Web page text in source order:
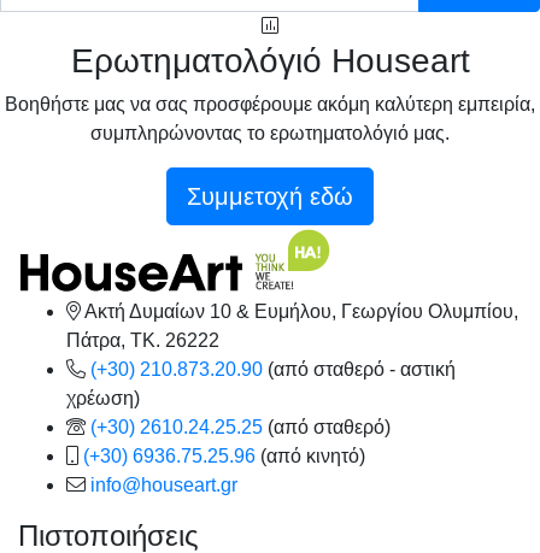
Ερωτηματολόγιό Houseart
Βοηθήστε μας να σας προσφέρουμε ακόμη καλύτερη εμπειρία,
συμπληρώνοντας το ερωτηματολόγιό μας.
Συμμετοχή εδώ
Ακτή Δυμαίων 10 & Ευμήλου, Γεωργίου Ολυμπίου,
Πάτρα, TK. 26222
(+30) 210.873.20.90 (από σταθερό - αστική
χρέωση)
(+30) 2610.24.25.25 (από σταθερό)
(+30) 6936.75.25.96 (από κινητό)
info@houseart.gr
Πιστοποιήσεις